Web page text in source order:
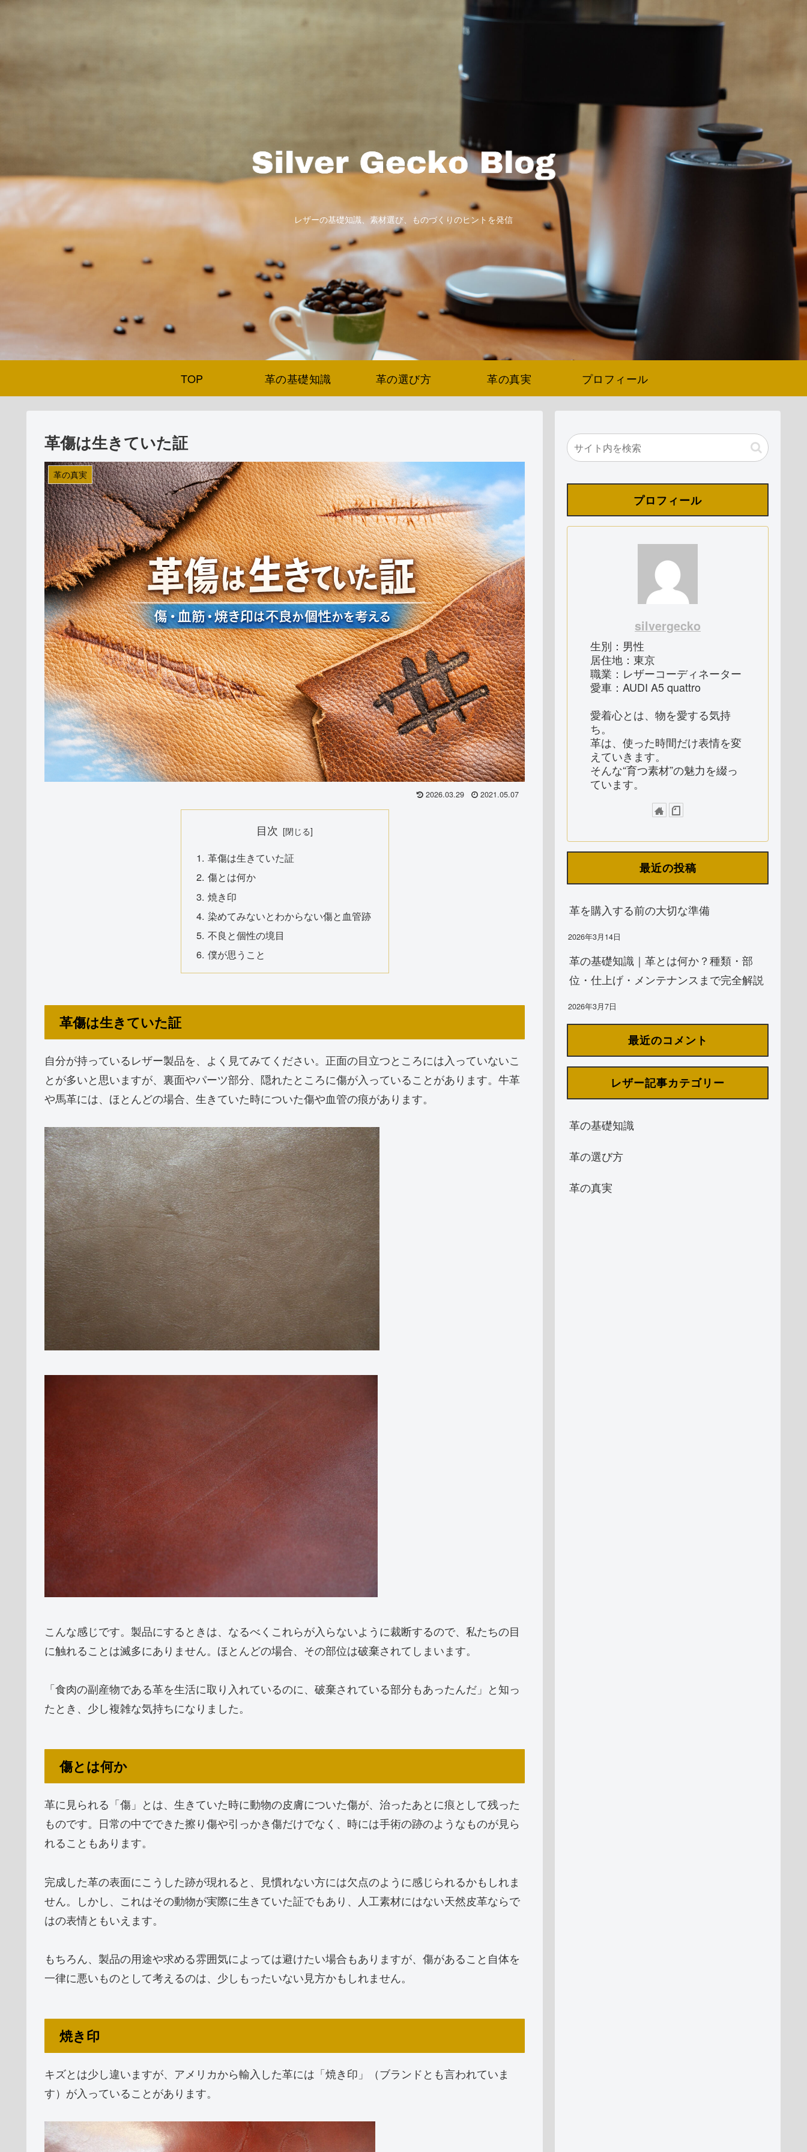
レザーの基礎知識、素材選び、ものづくりのヒントを発信
TOP 革の基礎知識 革の選び方 革の真実 プロフィール
革傷は生きていた証
革の真実
2026.03.29 2021.05.07
目次
革傷は生きていた証
傷とは何か
焼き印
染めてみないとわからない傷と血管跡
不良と個性の境目
僕が思うこと
革傷は生きていた証
自分が持っているレザー製品を、よく見てみてください。正面の目立つところには入っていないこ
とが多いと思いますが、裏面やパーツ部分、隠れたところに傷が入っていることがあります。牛革
や馬革には、ほとんどの場合、生きていた時についた傷や血管の痕があります。
こんな感じです。製品にするときは、なるべくこれらが入らないように裁断するので、私たちの目
に触れることは滅多にありません。ほとんどの場合、その部位は破棄されてしまいます。
「食肉の副産物である革を生活に取り入れているのに、破棄されている部分もあったんだ」と知っ
たとき、少し複雑な気持ちになりました。
傷とは何か
革に見られる「傷」とは、生きていた時に動物の皮膚についた傷が、治ったあとに痕として残った
ものです。日常の中でできた擦り傷や引っかき傷だけでなく、時には手術の跡のようなものが見ら
れることもあります。
完成した革の表面にこうした跡が現れると、見慣れない方には欠点のように感じられるかもしれま
せん。しかし、これはその動物が実際に生きていた証でもあり、人工素材にはない天然皮革ならで
はの表情ともいえます。
もちろん、製品の用途や求める雰囲気によっては避けたい場合もありますが、傷があること自体を
一律に悪いものとして考えるのは、少しもったいない見方かもしれません。
焼き印
キズとは少し違いますが、アメリカから輸入した革には「焼き印」（ブランドとも言われていま
す）が入っていることがあります。
プロフィール
silvergecko
生別：男性
居住地：東京
職業：レザーコーディネーター
愛車：AUDI A5 quattro
愛着心とは、物を愛する気持
ち。
革は、使った時間だけ表情を変
えていきます。
そんな“育つ素材”の魅力を綴っ
ています。
最近の投稿
革を購入する前の大切な準備
2026年3月14日
革の基礎知識｜革とは何か？種類・部
位・仕上げ・メンテナンスまで完全解説
2026年3月7日
最近のコメント
レザー記事カテゴリー
革の基礎知識
革の選び方
革の真実